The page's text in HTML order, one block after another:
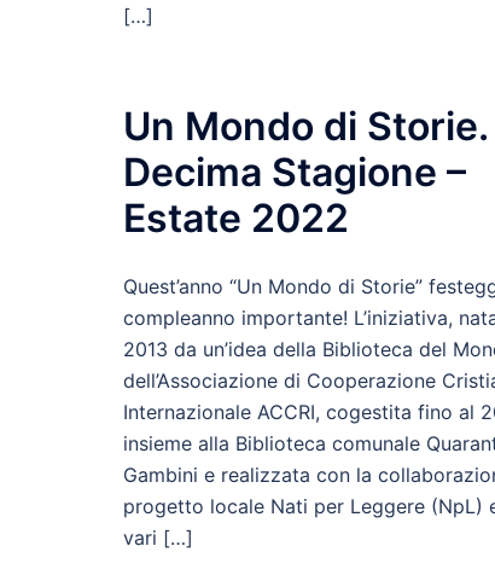
[…]
Un Mondo di Storie.
Decima Stagione –
Estate 2022
Quest’anno “Un Mondo di Storie”
compleanno importante! L’iniziativa,
2013 da un’idea della Biblioteca del
dell’Associazione di Cooperazione
Internazionale ACCRI, cogestita fino al
insieme alla Biblioteca comunale
Gambini e realizzata con la
progetto locale Nati per Leggere (NpL)
vari […]